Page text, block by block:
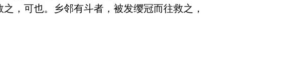
，可也。乡邻有斗者，被发缨冠而往救之，